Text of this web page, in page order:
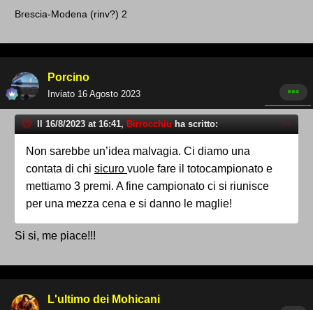
Brescia-Modena (rinv? ) 2
Porcino
Inviato 16 Agosto 2023
Il 16/8/2023 at 16:41, Birrocchiu ha scritto:
Non sarebbe un’idea malvagia. Ci diamo una
contata di chi sicuro vuole fare il totocampionato e
mettiamo 3 premi. A fine campionato ci si riunisce
per una mezza cena e si danno le maglie!
Si si, me piace!!!
L'ultimo dei Mohicani